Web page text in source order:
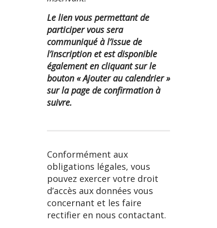
Le lien vous permettant de
participer vous sera
communiqué à l’issue de
l’inscription et est disponible
également en cliquant sur le
bouton « Ajouter au calendrier »
sur la page de confirmation à
suivre.
Conformément aux
obligations légales, vous
pouvez exercer votre droit
d’accès aux données vous
concernant et les faire
rectifier en nous contactant.